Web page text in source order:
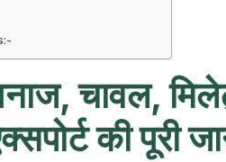
चावल,
की पूरी